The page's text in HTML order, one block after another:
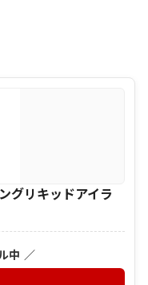
グリキッドアイラ
中 ／